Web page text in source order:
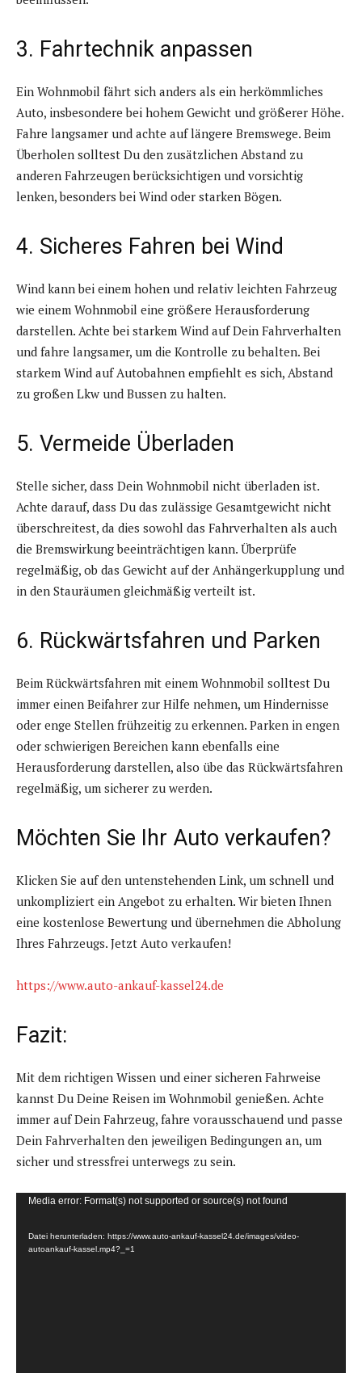
3. Fahrtechnik anpassen
Ein Wohnmobil fährt sich anders als ein herkömmliches
Auto, insbesondere bei hohem Gewicht und größerer Höhe.
Fahre langsamer und achte auf längere Bremswege. Beim
Überholen solltest Du den zusätzlichen Abstand zu
anderen Fahrzeugen berücksichtigen und vorsichtig
lenken, besonders bei Wind oder starken Bögen.
4. Sicheres Fahren bei Wind
Wind kann bei einem hohen und relativ leichten Fahrzeug
wie einem Wohnmobil eine größere Herausforderung
darstellen. Achte bei starkem Wind auf Dein Fahrverhalten
und fahre langsamer, um die Kontrolle zu behalten. Bei
starkem Wind auf Autobahnen empfiehlt es sich, Abstand
zu großen Lkw und Bussen zu halten.
5. Vermeide Überladen
Stelle sicher, dass Dein Wohnmobil nicht überladen ist.
Achte darauf, dass Du das zulässige Gesamtgewicht nicht
überschreitest, da dies sowohl das Fahrverhalten als auch
die Bremswirkung beeinträchtigen kann. Überprüfe
regelmäßig, ob das Gewicht auf der Anhängerkupplung und
in den Stauräumen gleichmäßig verteilt ist.
6. Rückwärtsfahren und Parken
Beim Rückwärtsfahren mit einem Wohnmobil solltest Du
immer einen Beifahrer zur Hilfe nehmen, um Hindernisse
oder enge Stellen frühzeitig zu erkennen. Parken in engen
oder schwierigen Bereichen kann ebenfalls eine
Herausforderung darstellen, also übe das Rückwärtsfahren
regelmäßig, um sicherer zu werden.
Möchten Sie Ihr Auto verkaufen?
Klicken Sie auf den untenstehenden Link, um schnell und
unkompliziert ein Angebot zu erhalten. Wir bieten Ihnen
eine kostenlose Bewertung und übernehmen die Abholung
Ihres Fahrzeugs. Jetzt Auto verkaufen!
https://www.auto-ankauf-kassel24.de
Fazit:
Mit dem richtigen Wissen und einer sicheren Fahrweise
kannst Du Deine Reisen im Wohnmobil genießen. Achte
immer auf Dein Fahrzeug, fahre vorausschauend und passe
Dein Fahrverhalten den jeweiligen Bedingungen an, um
sicher und stressfrei unterwegs zu sein.
Media error: Format(s) not supported or source(s) not found
Datei herunterladen: https://www.auto-ankauf-kassel24.de/images/video-
autoankauf-kassel.mp4?_=1